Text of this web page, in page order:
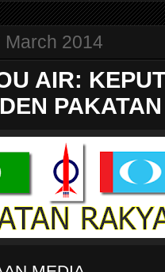
March 2014
AIR: